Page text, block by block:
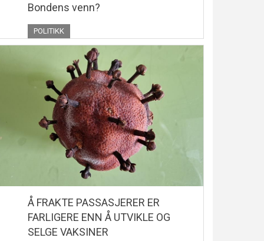
Bondens venn?
POLITIKK
Å FRAKTE PASSASJERER ER
FARLIGERE ENN Å UTVIKLE OG
SELGE VAKSINER